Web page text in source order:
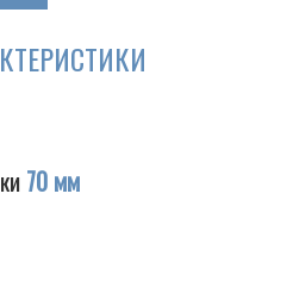
70 мм